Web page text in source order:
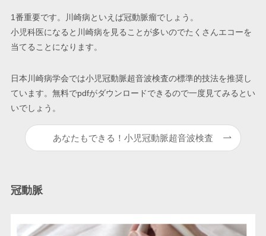
1番重要です。川崎病といえば冠動脈瘤でしょう。
小児科医になると川崎病を見ることが多いのでたくさんエコーを
当てることになります。
日本川崎病学会では小児冠動脈超音波検査の標準的技法を推奨し
ています。無料でpdfがダウンロードできるので一度見てみるとい
いでしょう。
あなたもできる！小児冠動脈超音波検査
冠動脈